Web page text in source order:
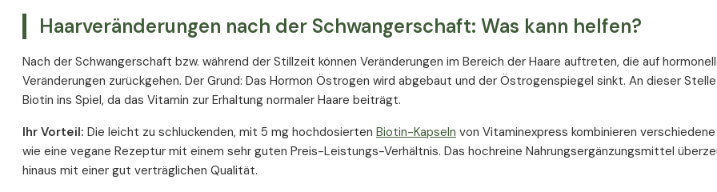
Haarveränderungen nach der Schwangerschaft: Was kann helfen?
Nach der Schwangerschaft bzw. während der Stillzeit können Veränderungen im Bereich der Haare auftreten, die auf
Veränderungen zurückgehen. Der Grund: Das Hormon Östrogen wird abgebaut und der Östrogenspiegel sinkt. An dieser
Biotin ins Spiel, da das Vitamin zur Erhaltung normaler Haare beiträgt.
Ihr Vorteil: Die leicht zu schluckenden, mit 5 mg hochdosierten Biotin-Kapseln von Vitaminexpress kombinieren
wie eine vegane Rezeptur mit einem sehr guten Preis-Leistungs-Verhältnis. Das hochreine Nahrungsergänzungsmittel
hinaus mit einer gut verträglichen Qualität.